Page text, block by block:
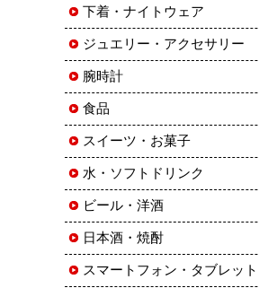
下着・ナイトウェア
ジュエリー・アクセサリー
腕時計
食品
スイーツ・お菓子
水・ソフトドリンク
ビール・洋酒
日本酒・焼酎
スマートフォン・タブレット